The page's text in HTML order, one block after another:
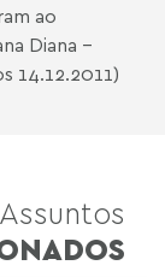
ao
Diana -
14.12.2011)
Assuntos